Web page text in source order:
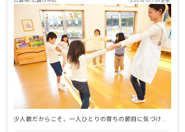
少人数だからこそ、一人ひとりの育ちの節目に気づける小規模保育園です。